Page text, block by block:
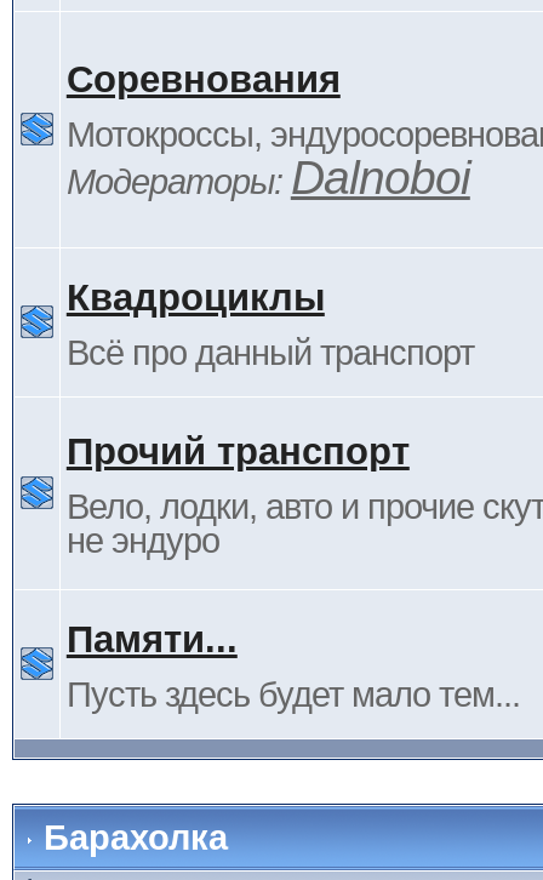
Соревнования
Мотокроссы,
Модераторы: Dalnoboi
Квадроциклы
Всё про данный транспорт
Прочий транспорт
Вело, лодки, авто и прочие
не эндуро
Памяти...
Пусть здесь будет мало тем...
Барахолка